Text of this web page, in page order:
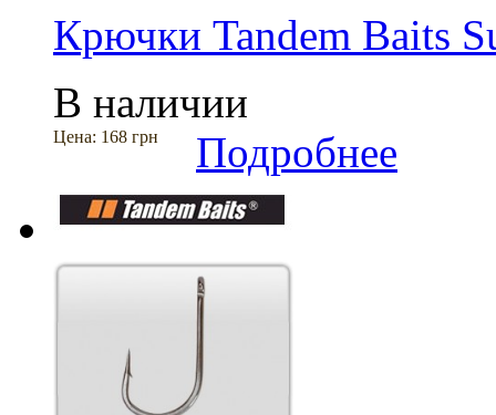
Крючки Tandem Baits
В наличии
Цена: 168 грн Подробнее